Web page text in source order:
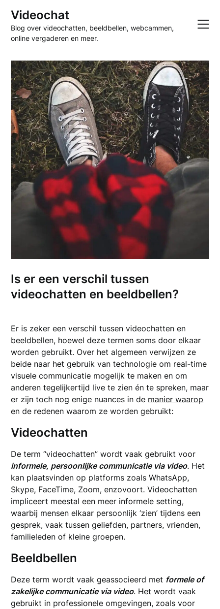
content
Videochat
Blog over videochatten, beeldbellen, webcammen,
online vergaderen en meer.
Is er een verschil tussen
videochatten en beeldbellen?
Er is zeker een verschil tussen videochatten en
beeldbellen, hoewel deze termen soms door elkaar
worden gebruikt. Over het algemeen verwijzen ze
beide naar het gebruik van technologie om real-time
visuele communicatie mogelijk te maken en om
anderen tegelijkertijd live te zien én te spreken, maar
er zijn toch nog enige nuances in de manier waarop
en de redenen waarom ze worden gebruikt:
Videochatten
De term “videochatten” wordt vaak gebruikt voor
informele, persoonlijke communicatie via video. Het
kan plaatsvinden op platforms zoals WhatsApp,
Skype, FaceTime, Zoom, enzovoort. Videochatten
impliceert meestal een meer informele setting,
waarbij mensen elkaar persoonlijk ‘zien’ tijdens een
gesprek, vaak tussen geliefden, partners, vrienden,
familieleden of kleine groepen.
Beeldbellen
Deze term wordt vaak geassocieerd met formele of
zakelijke communicatie via video. Het wordt vaak
gebruikt in professionele omgevingen, zoals voor